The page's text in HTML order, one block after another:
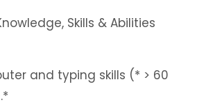
Skills & Abilities
and typing skills (* > 60